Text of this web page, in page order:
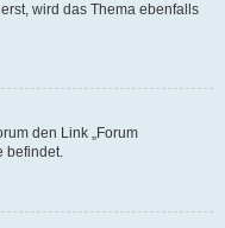
wird das Thema ebenfalls
den Link „Forum
befindet.